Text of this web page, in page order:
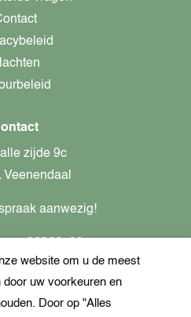
zijde 9c
Veenendaal
aanwezig!
nl862437301B01
website om u de meest
door uw voorkeuren en
Door op "Alles